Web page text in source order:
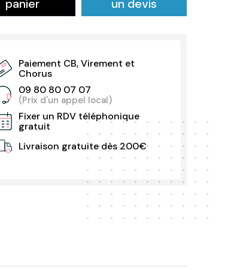
panier un devis
Paiement CB, Virement et
Chorus
09 80 80 07 07
(Prix d'un appel local)
Fixer un RDV téléphonique
gratuit
Livraison gratuite dès 200€